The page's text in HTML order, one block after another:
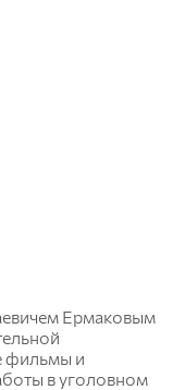
Ермаковым
фильмы и
в уголовном